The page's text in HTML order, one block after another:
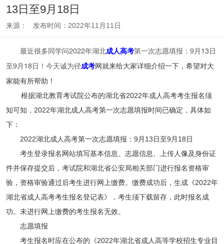
13日至9月18日
来源： 发布时间：2022年11月11日
最近很多同学问2022年湖北成人高考第一次志愿填报：9月13日
至9月18日！今天诚为径成考网就来给大家详细介绍一下，希望对大
家能有所帮助！
根据湖北教育考试院公布的湖北省2022年成人高考考生报名须
知可知，2022年湖北成人高考第一次志愿填报时间已确定，具体如
下：
2022湖北成人高考第一次志愿填报：9月13日至9月18日
考生登录报名网站填写基本信息、志愿信息、上传人像及身份证
件并保存提交后，考试院和湖北省公安局相关部门进行报名资格审
验，资格审验通过后考生进行网上缴费。缴费成功后，生成《2022年
湖北省成人高考考生报名登记表》，考生须下载留存，此时报名成
功。未进行网上缴费的考生报名无效。
志愿填报
考生报名时应在公布的《2022年湖北省成人高等学校招生专业目